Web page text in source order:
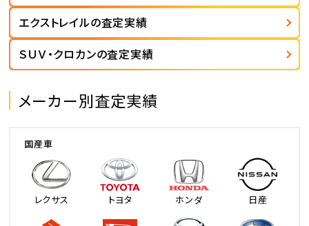
エクストレイルの査定実績
ＳＵＶ・クロカンの査定実績
メーカー別査定実績
国産車
レクサス トヨタ ホンダ 日産